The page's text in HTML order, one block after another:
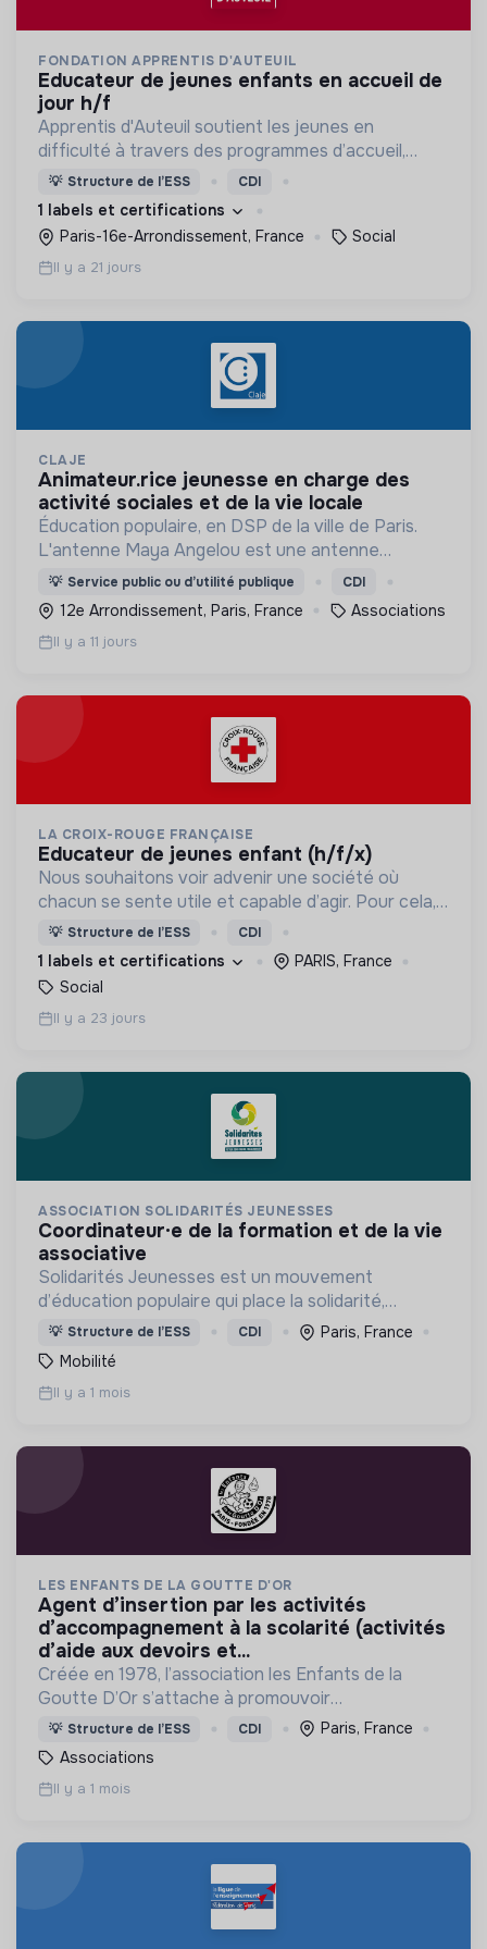
FONDATION APPRENTIS D'AUTEUIL
educateur de jeunes enfants en accueil de
jour h/f
Apprentis d'Auteuil soutient les jeunes en
difficulté à travers des programmes d’accueil,
d’éducation, de formation et d’insertion pour leur
permettre de devenir des hommes et des femmes
debout.
💡 Structure de l’ESS CDI
1 labels et certifications
Paris-16e-Arrondissement, France
Social
Il y a 21 jours
CLAJE
animateur.rice jeunesse en charge des
activité sociales et de la vie locale
Éducation populaire, en DSP de la ville de Paris.
L'antenne Maya Angelou est une antenne
jeunesse et un café culturel.
💡 Service public ou d’utilité publique CDI
12e Arrondissement, Paris, France Associations
Il y a 11 jours
LA CROIX-ROUGE FRANÇAISE
educateur de jeunes enfant (h/f/x)
Nous souhaitons voir advenir une société où
chacun se sente utile et capable d’agir. Pour cela,
nous proposons des moyens et des lieux
d’engagement innovants et adaptés à tous.
💡 Structure de l’ESS CDI
1 labels et certifications
PARIS, France
Social
Il y a 23 jours
ASSOCIATION SOLIDARITÉS JEUNESSES
coordinateur·e de la formation et de la vie
associative
Solidarités Jeunesses est un mouvement
d’éducation populaire qui place la solidarité,
l’engagement bénévole et la volonté politique au
cœur de son projet.
💡 Structure de l’ESS CDI
Paris, France
Mobilité
Il y a 1 mois
LES ENFANTS DE LA GOUTTE D'OR
agent d’insertion par les activités
d’accompagnement à la scolarité (activités
d’aide aux devoirs et...
Créée en 1978, l’association les Enfants de la
Goutte D’Or s’attache à promouvoir
l’épanouissement des enfants des jeunes, et aussi
des adultes, afin qu’ils prennent leur place de
citoyens
💡 Structure de l’ESS CDI
Paris, France
Associations
Il y a 1 mois